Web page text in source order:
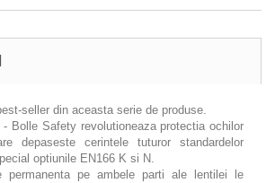
seller din aceasta serie de produse.
Bolle Safety revolutioneaza protectia ochilor
depaseste cerintele tuturor standardelor
optiunile EN166 K si N.
permanenta pe ambele parti ale lentilei le